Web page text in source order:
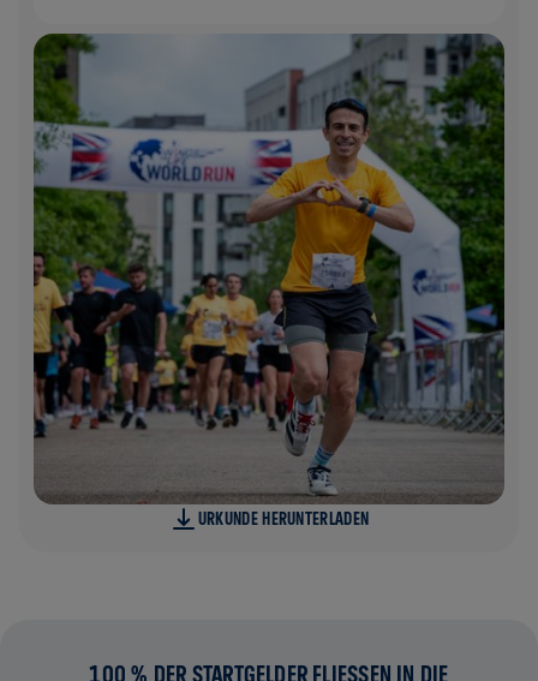
URKUNDE HERUNTERLADEN
100 % DER STARTGELDER FLIESSEN IN DIE R